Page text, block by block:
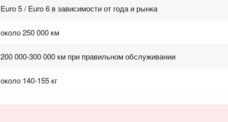
Euro 5 / Euro 6 в зависимости от года и рынка
около 250 000 км
200 000-300 000 км при правильном обслуживании
около 140-155 кг